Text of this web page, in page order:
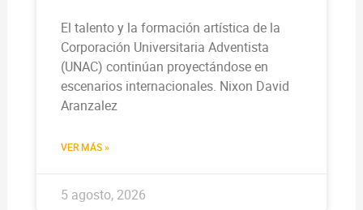
El talento y la formación artística de la
Corporación Universitaria Adventista
(UNAC) continúan proyectándose en
escenarios internacionales. Nixon David
Aranzalez
VER MÁS »
5 agosto, 2026